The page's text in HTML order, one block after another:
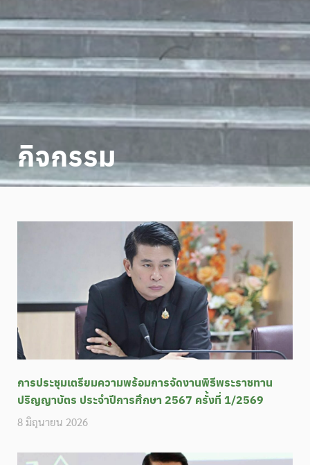
กิจกรรม
การประชุมเตรียมความพร้อมการจัดงานพิธีพระราชทาน
ปริญญาบัตร ประจำปีการศึกษา 2567 ครั้งที่ 1/2569
8 มิถุนายน 2026